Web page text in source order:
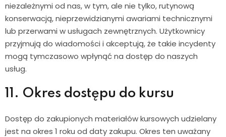
niezależnymi od nas, w tym, ale nie tylko, rutynową
konserwacją, nieprzewidzianymi awariami technicznymi
lub przerwami w usługach zewnętrznych. Użytkownicy
przyjmują do wiadomości i akceptują, że takie incydenty
mogą tymczasowo wpłynąć na dostęp do naszych
usług.
11. Okres dostępu do kursu
Dostęp do zakupionych materiałów kursowych udzielany
jest na okres 1 roku od daty zakupu. Okres ten uważany